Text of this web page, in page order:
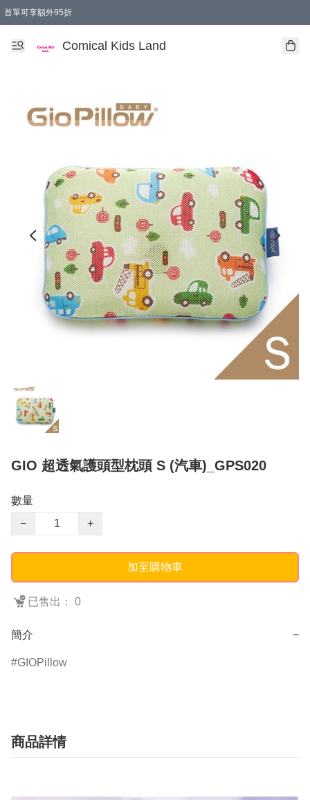
首單可享額外95折
Comical Kids Land
GIO 超透氣護頭型枕頭 S (汽車)_GPS020
數量
−
+
加至購物車
已售出： 0
簡介 −
GIOPillow
商品詳情